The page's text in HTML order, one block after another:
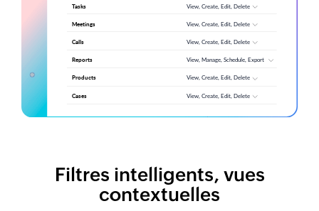
Filtres intelligents, vues
contextuelles